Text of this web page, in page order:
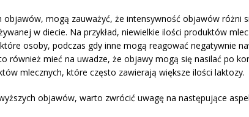
mogą zauważyć, że intensywność objawów różni
w diecie. Na przykład, niewielkie ilości produktów
osoby, podczas gdy inne mogą reagować negatywnie
również mieć na uwadze, że objawy mogą się nasilać po
mlecznych, które często zawierają większe ilości laktozy.
objawów, warto zwrócić uwagę na następujące